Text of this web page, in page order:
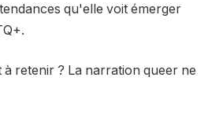
qu'elle voit émerger
retenir ? La narration queer ne